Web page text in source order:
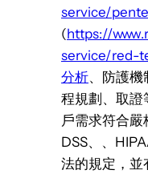
service/
(https://
service/red-
分析、防護
程規劃、取證
戶需求符合
DSS、、
法的規定，並